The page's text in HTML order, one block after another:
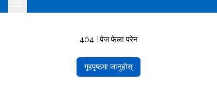
404 ! पेज फेला परेन
गृहपृष्ठमा जानुहोस्